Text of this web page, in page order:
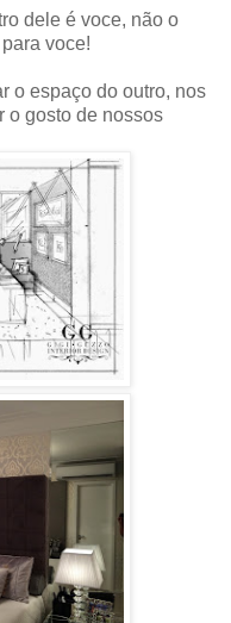
dele é voce, não o
voce!
o espaço do outro, nos
o gosto de nossos